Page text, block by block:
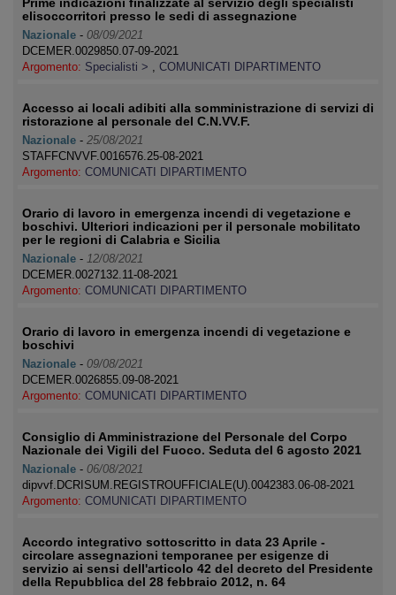
elisoccorritori presso le sedi di assegnazione
Nazionale - 08/09/2021
DCEMER.0029850.07-09-2021
Argomento: Specialisti > , COMUNICATI DIPARTIMENTO
Accesso ai locali adibiti alla somministrazione di servizi di
ristorazione al personale del C.N.VV.F.
Nazionale - 25/08/2021
STAFFCNVVF.0016576.25-08-2021
Argomento: COMUNICATI DIPARTIMENTO
Orario di lavoro in emergenza incendi di vegetazione e
boschivi. Ulteriori indicazioni per il personale mobilitato
per le regioni di Calabria e Sicilia
Nazionale - 12/08/2021
DCEMER.0027132.11-08-2021
Argomento: COMUNICATI DIPARTIMENTO
Orario di lavoro in emergenza incendi di vegetazione e
boschivi
Nazionale - 09/08/2021
DCEMER.0026855.09-08-2021
Argomento: COMUNICATI DIPARTIMENTO
Consiglio di Amministrazione del Personale del Corpo
Nazionale dei Vigili del Fuoco. Seduta del 6 agosto 2021
Nazionale - 06/08/2021
dipvvf.DCRISUM.REGISTROUFFICIALE(U).0042383.06-08-2021
Argomento: COMUNICATI DIPARTIMENTO
Accordo integrativo sottoscritto in data 23 Aprile -
circolare assegnazioni temporanee per esigenze di
servizio ai sensi dell'articolo 42 del decreto del Presidente
della Repubblica del 28 febbraio 2012, n. 64